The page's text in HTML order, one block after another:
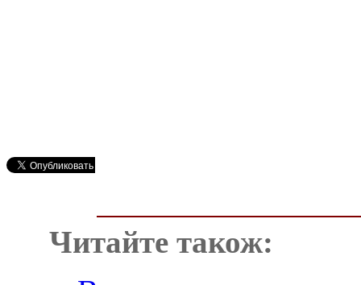
Читайте також: